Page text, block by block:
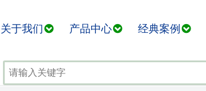
关于我们 产品中心 经典案例